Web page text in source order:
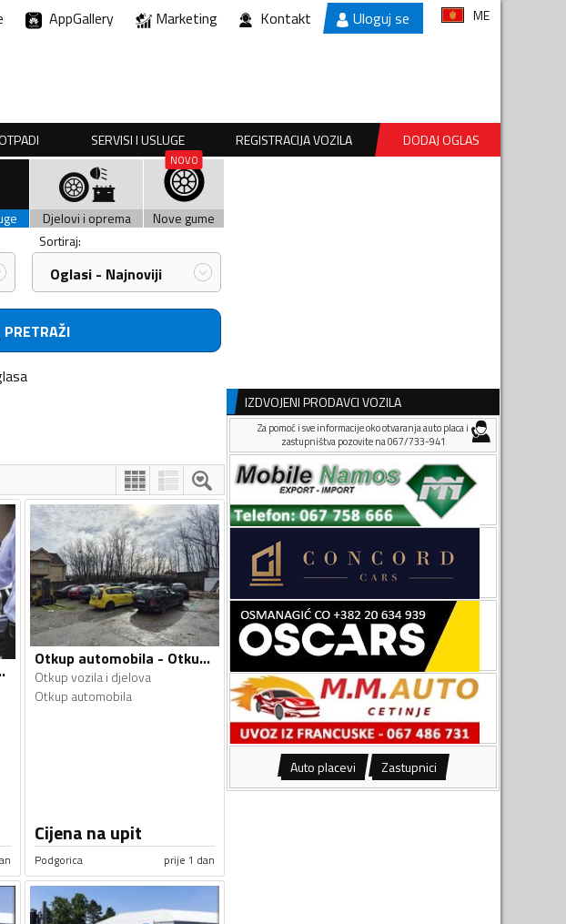
AppGallery Marketing Kontakt Uloguj se ME
SERVISI I USLUGE REGISTRACIJA VOZILA DODAJ OGLAS
Djelovi i oprema
Nove gume
Sortiraj:
Oglasi - Najnoviji
PRETRAŽI
i djelova
Otkup automobila - Otkup vozila i djelova
Otkup vozila i djelova
Otkup automobila
Cijena na upit
Podgorica prije 1 dan
IZDVOJENI PRODAVCI VOZILA
Za pomoć i sve informacije oko otvaranja auto placa i
zastupništva pozovite na 067/733-941
Auto placevi Zastupnici